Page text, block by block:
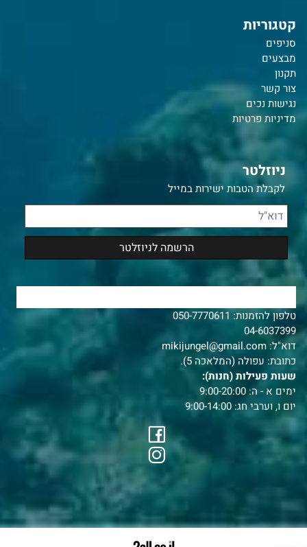
קטגוריות
סניפים
מבצעים
תקנון
צור קשר
נגישות נכים
מדיניות פרטיות
ניוזלטר
לקבלת הטבות ישירות במייל
טלפון להזמנות:050-7770611
04-6037399
דוא"ל: mikijungel@gmail.com
כתובת: עפולה (המלאכה 5).
שעות פעילות (חנות):
ימים א - ה: 9:00-20:00
יום ו, וערבי חג: 9:00-14:00